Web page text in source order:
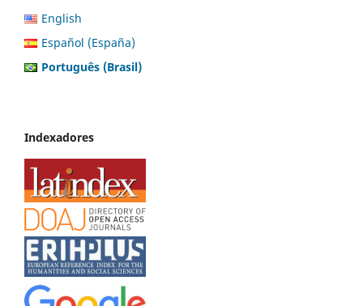
English
Español (España)
Português (Brasil)
Indexadores